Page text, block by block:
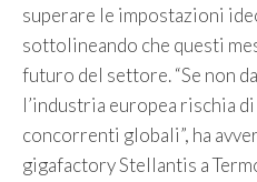
superare le impostazioni
sottolineando che questi
futuro del settore. “Se non
l’industria europea rischia
concorrenti globali”, ha
gigafactory Stellantis a